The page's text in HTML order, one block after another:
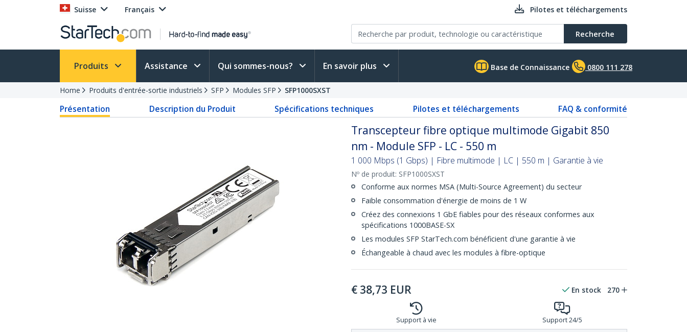
Suisse Français Pilotes et téléchargements
Recherche
Produits Assistance Qui sommes-nous? En savoir plus Base de Connaissance 0800 111 278
Home Produits d'entrée-sortie industriels SFP Modules SFP SFP1000SXST
Présentation Description du Produit Spécifications techniques Pilotes et téléchargements FAQ & conformité
Transcepteur fibre optique multimode Gigabit 850
nm - Module SFP - LC - 550 m
1 000 Mbps (1 Gbps) | Fibre multimode | LC | 550 m | Garantie à vie
Nº de produit: SFP1000SXST
Conforme aux normes MSA (Multi-Source Agreement) du secteur
Faible consommation d'énergie de moins de 1 W
Créez des connexions 1 GbE fiables pour des réseaux conformes aux
spécifications 1000BASE-SX
Les modules SFP StarTech.com bénéficient d'une garantie à vie
Échangeable à chaud avec les modules à fibre-optique
€ 38,73 EUR En stock 270
Support à vie Support 24/5